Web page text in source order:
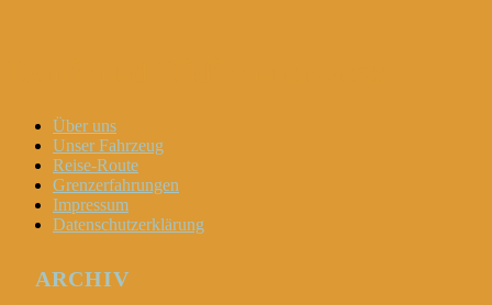
Menu
Widgets
Search
Skip
content
Über uns
Unser Fahrzeug
Reise-Route
Grenzerfahrungen
Impressum
Datenschutzerklärung
ARCHIV